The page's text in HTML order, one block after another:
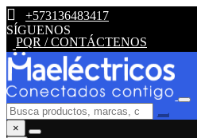
+573136483417
SÍGUENOS
PQR / CONTÁCTENOS
×